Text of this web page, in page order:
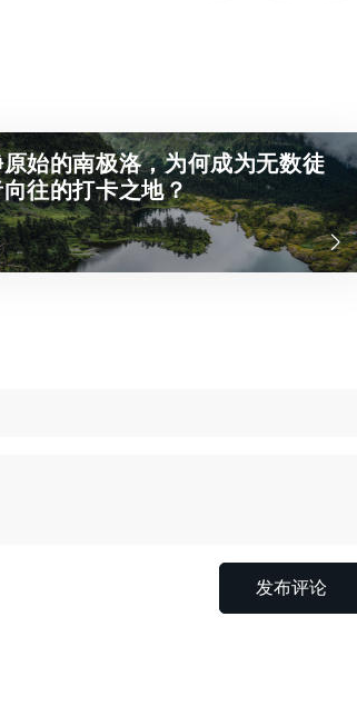
始的南极洛，为何成为无数徒
往的打卡之地？